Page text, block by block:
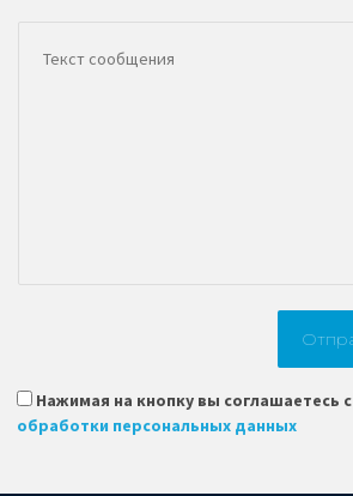
Нажимая на кнопку вы соглашаетесь с
обработки персональных данных